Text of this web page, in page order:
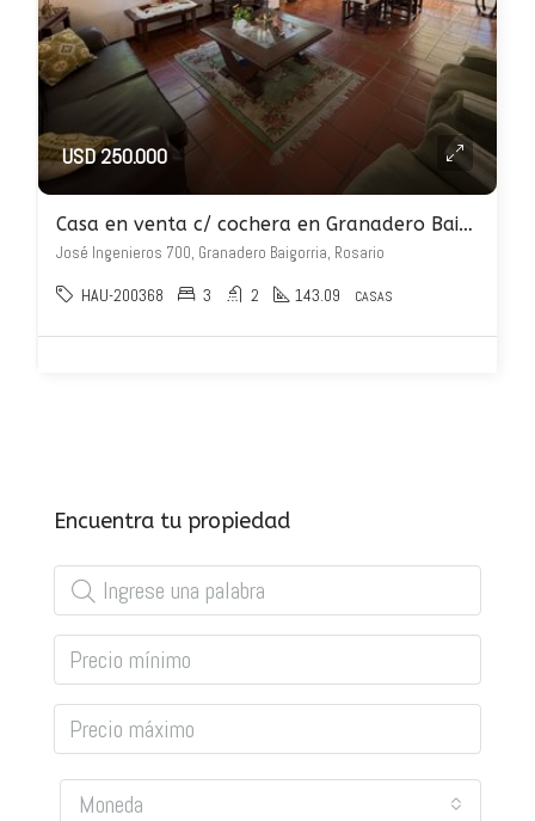
USD 250.000
Casa en venta c/ cochera en Granadero Baigorria
José Ingenieros 700, Granadero Baigorria, Rosario
HAU-200368 3 2 143.09 CASAS
Encuentra tu propiedad
Moneda